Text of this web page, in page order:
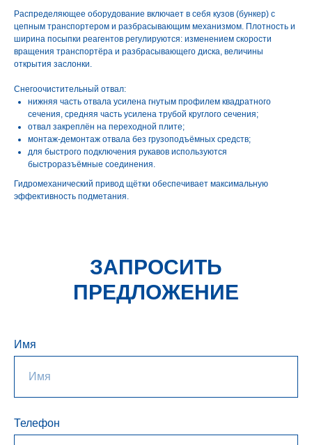
Распределяющее оборудование включает в себя кузов (бункер) с
цепным транспортером и разбрасывающим механизмом. Плотность и
ширина посыпки реагентов регулируются: изменением скорости
вращения транспортёра и разбрасывающего диска, величины
открытия заслонки.
Снегоочистительный отвал:
нижняя часть отвала усилена гнутым профилем квадратного
сечения, средняя часть усилена трубой круглого сечения;
отвал закреплён на переходной плите;
монтаж-демонтаж отвала без грузоподъёмных средств;
для быстрого подключения рукавов используются
быстроразъёмные соединения.
Гидромеханический привод щётки обеспечивает максимальную
эффективность подметания.
ЗАПРОСИТЬ
ПРЕДЛОЖЕНИЕ
Имя
Телефон